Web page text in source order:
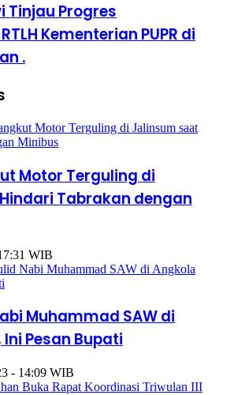
Tinjau Progres
Kementerian PUPR di
.
Motor Terguling di
Tabrakan dengan
WIB
Muhammad SAW di
Pesan Bupati
- 14:09 WIB